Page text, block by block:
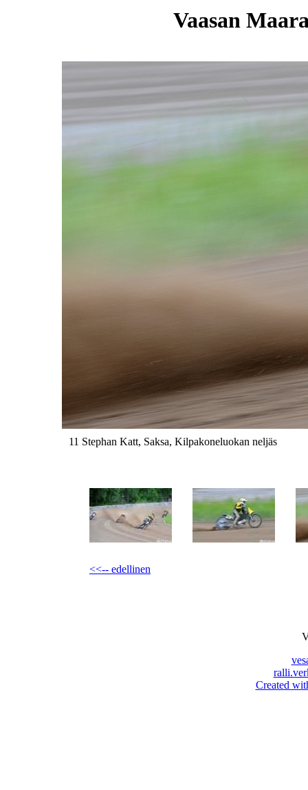
Vaasan
11 Stephan Katt, Saksa, Kilpakoneluokan neljäs
<<-- edellinen
Created